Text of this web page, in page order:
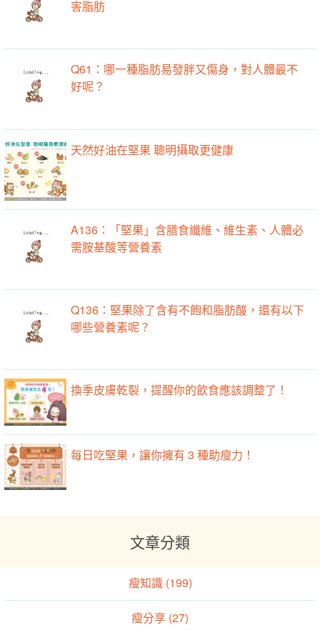
害脂肪
Q61：哪一種脂肪易發胖又傷身，對人體最不
好呢？
天然好油在堅果 聰明攝取更健康
A136：「堅果」含膳食纖維、維生素、人體必
需胺基酸等營養素
Q136：堅果除了含有不飽和脂肪酸，還有以下
哪些營養素呢？
換季皮膚乾裂，提醒你的飲食應該調整了！
每日吃堅果，讓你擁有 3 種助瘦力！
文章分類
瘦知識 (199)
瘦分享 (27)